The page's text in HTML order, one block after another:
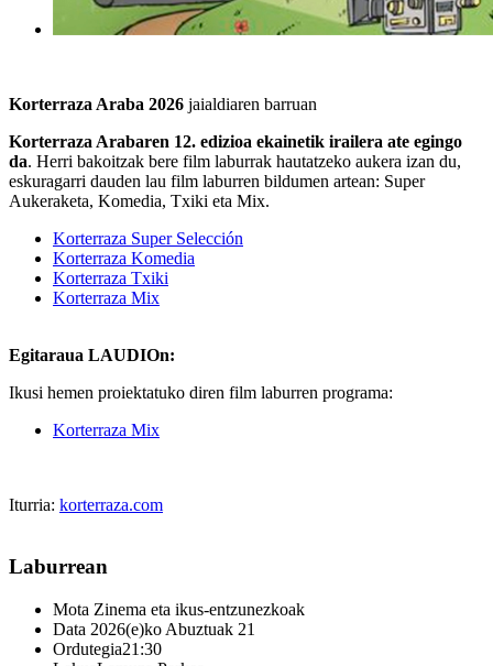
Korterraza Araba 2026 jaialdiaren barruan
Korterraza Arabaren 12. edizioa ekainetik irailera ate egingo
da. Herri bakoitzak bere film laburrak hautatzeko aukera izan du,
eskuragarri dauden lau film laburren bildumen artean: Super
Aukeraketa, Komedia, Txiki eta Mix.
Korterraza Super Selección
Korterraza Komedia
Korterraza Txiki
Korterraza Mix
Egitaraua LAUDIOn:
Ikusi hemen proiektatuko diren film laburren programa:
Korterraza Mix
Iturria: korterraza.com
Laburrean
Mota Zinema eta ikus-entzunezkoak
Data 2026(e)ko Abuztuak 21
Ordutegia21:30